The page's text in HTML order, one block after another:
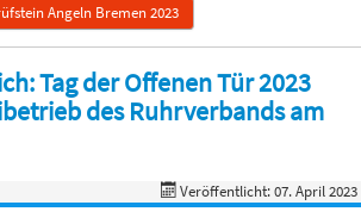
Angeln Bremen 2023
Tag der Offenen Tür 2023
des Ruhrverbands am
Veröffentlicht: 07. April 2023